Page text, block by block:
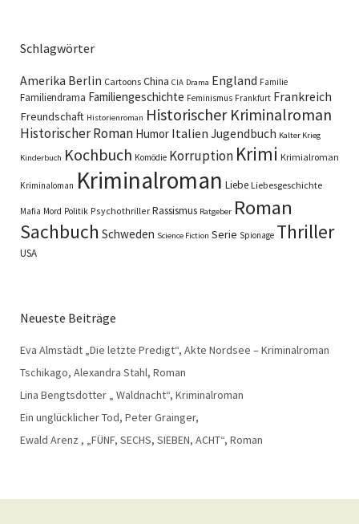
Schlagwörter
Amerika Berlin Cartoons China CIA Drama England Familie
Familiendrama Familiengeschichte Feminismus Frankfurt Frankreich
Freundschaft Historienroman Historischer Kriminalroman
Historischer Roman Humor Italien Jugendbuch Kalter Krieg
Kinderbuch Kochbuch Komödie Korruption Krimi Krimialroman
Kriminaloman Kriminalroman Liebe Liebesgeschichte
Mafia Mord Politik Psychothriller Rassismus Ratgeber Roman
Sachbuch Schweden Science Fiction Serie Spionage Thriller
USA
Neueste Beiträge
Eva Almstädt „Die letzte Predigt“, Akte Nordsee – Kriminalroman
Tschikago, Alexandra Stahl, Roman
Lina Bengtsdotter „ Waldnacht“, Kriminalroman
Ein unglücklicher Tod, Peter Grainger,
Ewald Arenz , „FÜNF, SECHS, SIEBEN, ACHT“, Roman